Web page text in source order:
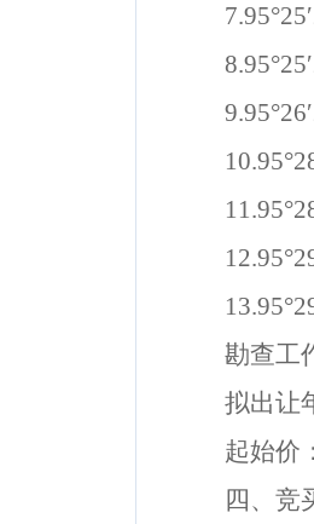
勘查工
拟出让
起始价
四、竞